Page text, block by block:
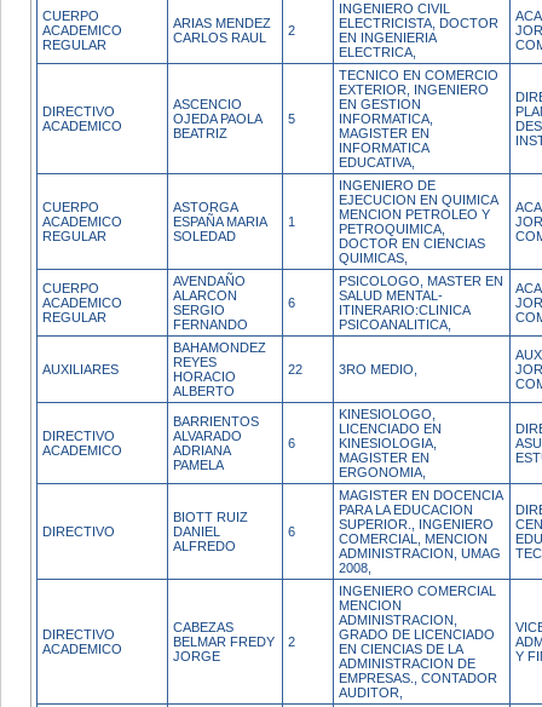
CUERPO
ACADEMICO
REGULAR
ARIAS MENDEZ
CARLOS RAUL
2
INGENIERO CIVIL
ELECTRICISTA, DOCTOR
EN INGENIERIA
ELECTRICA,
DIRECTIVO
ACADEMICO
ASCENCIO
OJEDA PAOLA
BEATRIZ
5
TECNICO EN COMERCIO
EXTERIOR, INGENIERO
EN GESTION
INFORMATICA,
MAGISTER EN
INFORMATICA
EDUCATIVA,
CUERPO
ACADEMICO
REGULAR
ASTORGA
ESPAÑA MARIA
SOLEDAD
1
INGENIERO DE
EJECUCION EN QUIMICA
MENCION PETROLEO Y
PETROQUIMICA,
DOCTOR EN CIENCIAS
QUIMICAS,
CUERPO
ACADEMICO
REGULAR
AVENDAÑO
ALARCON
SERGIO
FERNANDO
6
PSICOLOGO, MASTER EN
SALUD MENTAL-
ITINERARIO:CLINICA
PSICOANALITICA,
AUXILIARES
BAHAMONDEZ
REYES
HORACIO
ALBERTO
22 3RO MEDIO,
DIRECTIVO
ACADEMICO
BARRIENTOS
ALVARADO
ADRIANA
PAMELA
6
KINESIOLOGO,
LICENCIADO EN
KINESIOLOGIA,
MAGISTER EN
ERGONOMIA,
DIRECTIVO
BIOTT RUIZ
DANIEL
ALFREDO
6
MAGISTER EN DOCENCIA
PARA LA EDUCACION
SUPERIOR., INGENIERO
COMERCIAL, MENCION
ADMINISTRACION, UMAG
2008,
DIRECTIVO
ACADEMICO
CABEZAS
BELMAR FREDY
JORGE
2
INGENIERO COMERCIAL
MENCION
ADMINISTRACION,
GRADO DE LICENCIADO
EN CIENCIAS DE LA
ADMINISTRACION DE
EMPRESAS., CONTADOR
AUDITOR,
Y